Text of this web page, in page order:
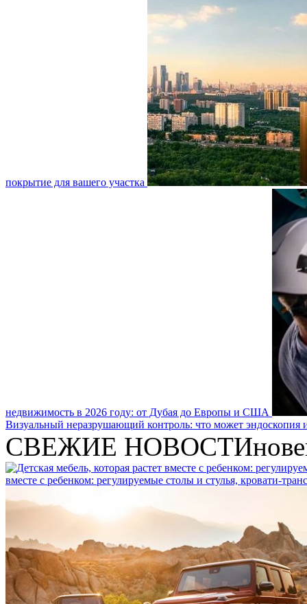
покрытие для вашего участка
недвижимость в 2026 году: от Дубая до Европы и США
Визуальный неразрушающий контроль: что может эндоскопия
СВЕЖИЕ НОВОСТИ
вместе с ребенком: регулируемые столы и стулья, кровати-